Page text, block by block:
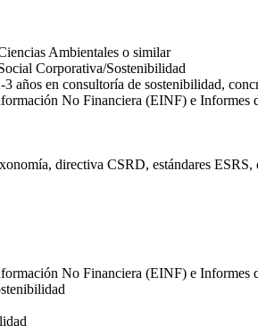
Ambientales o similar
Corporativa/Sostenibilidad
años en consultoría de sostenibilidad,
No Financiera (EINF) e Informes
directiva CSRD, estándares ESRS,
No Financiera (EINF) e Informes